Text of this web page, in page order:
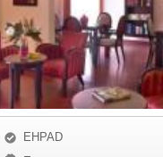
EHPAD